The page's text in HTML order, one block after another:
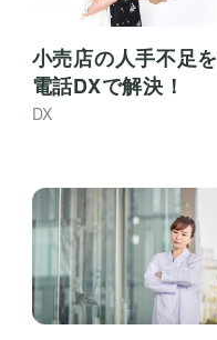
小売店の人手不足を
電話DXで解決！
DX